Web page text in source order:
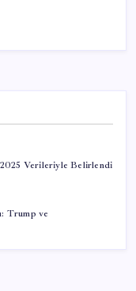
Verileriyle Belirlendi
Trump ve